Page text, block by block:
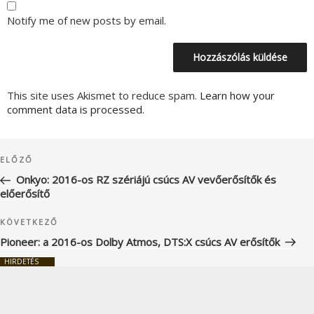
Notify me of new posts by email.
This site uses Akismet to reduce spam. Learn how your
comment data is processed.
navigáció
Korábbi
bejegyzés
ELŐZŐ
Onkyo: 2016-os RZ szériájú csúcs AV vevőerősítők és
előerősítő
Következő
bejegyzés
KÖVETKEZŐ
Pioneer: a 2016-os Dolby Atmos, DTS:X csúcs AV erősítők
HIRDETÉS